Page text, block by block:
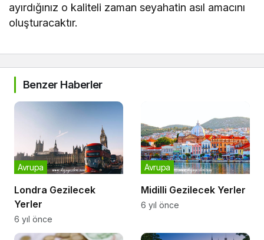
ayırdığınız o kaliteli zaman seyahatin asıl amacını
oluşturacaktır.
Benzer Haberler
Londra Gezilecek
Yerler
Avrupa
6 yıl önce
Midilli Gezilecek Yerler
Avrupa
6 yıl önce